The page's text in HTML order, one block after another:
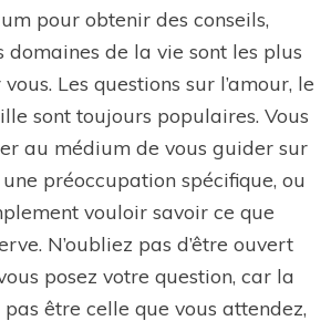
pour obtenir des conseils,
domaines de la vie sont les plus
Les questions sur l’amour, le
sont toujours populaires. Vous
au médium de vous guider sur
préoccupation spécifique, ou
vouloir savoir ce que
N’oubliez pas d’être ouvert
posez votre question, car la
être celle que vous attendez,